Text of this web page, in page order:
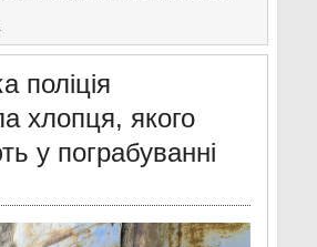
поліція
хлопця, якого
у пограбуванні